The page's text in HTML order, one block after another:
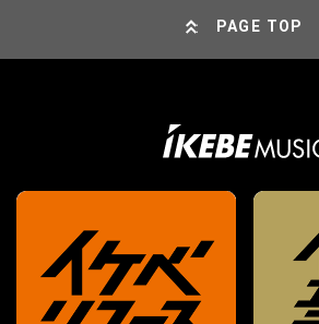
PAGE TOP